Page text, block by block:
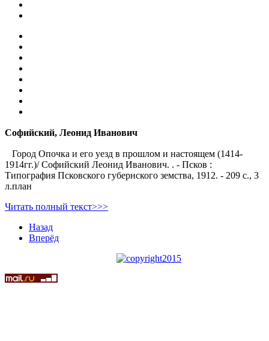
Софийский, Леонид Иванович
Город Опочка и его уезд в прошлом и настоящем (1414-
1914гг.)/ Софийский Леонид Иванович. . - Псков :
Типография Псковского губернского земства, 1912. - 209 с., 3
л.план
Читать полный текст>>>
Назад
Вперёд